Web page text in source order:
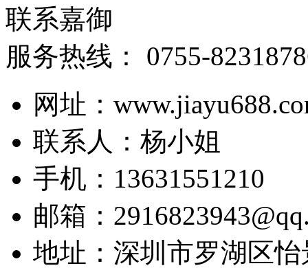
联系嘉御
服务热线：
0755-
网址：
联系人：杨小姐
手机：13631551210
邮箱：
地址：深圳市罗湖区